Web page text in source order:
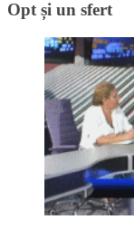
Opt și un sfert